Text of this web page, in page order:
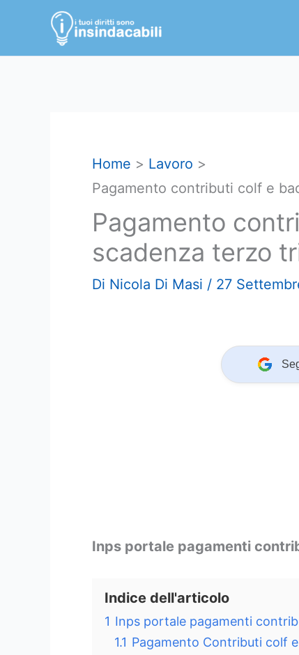
contenuto
Home
Lavoro
Pagamento contributi colf e
Pagamento
scadenza terzo
Di Nicola Di Masi / 27
Inps portale pagamenti
Indice dell'articolo
1 Inps portale pagamenti
1.1 Pagamento Contributi colf